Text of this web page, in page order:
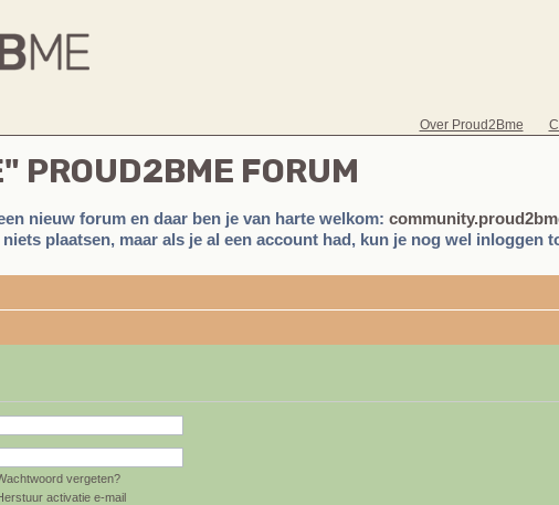
Over Proud2Bme
PROUD2BME FORUM
nieuw forum en daar ben je van harte welkom:
plaatsen, maar als je al een account had, kun je nog wel inloggen
vergeten?
activatie e-mail